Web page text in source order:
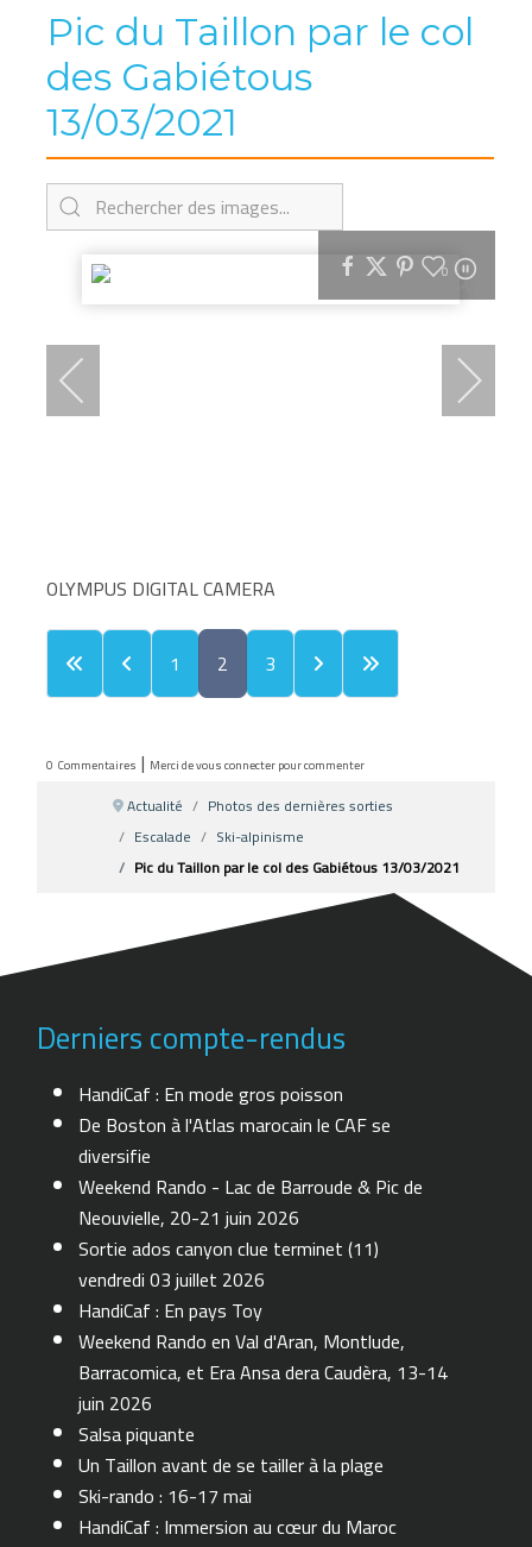
Pic du Taillon par le col
des Gabiétous
13/03/2021
0
OLYMPUS DIGITAL CAMERA
1 2 3
0 Commentaires | Merci de vous connecter pour commenter
Actualité
Photos des dernières sorties
Escalade
Ski-alpinisme
Pic du Taillon par le col des Gabiétous 13/03/2021
Derniers compte-rendus
HandiCaf : En mode gros poisson
De Boston à l'Atlas marocain le CAF se
diversifie
Weekend Rando - Lac de Barroude & Pic de
Neouvielle, 20-21 juin 2026
Sortie ados canyon clue terminet (11)
vendredi 03 juillet 2026
HandiCaf : En pays Toy
Weekend Rando en Val d'Aran, Montlude,
Barracomica, et Era Ansa dera Caudèra, 13-14
juin 2026
Salsa piquante
Un Taillon avant de se tailler à la plage
Ski-rando : 16-17 mai
HandiCaf : Immersion au cœur du Maroc